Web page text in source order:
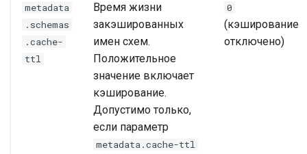
metadata
.schemas
.cache-
ttl
Время жизни
закэшированных
имен схем.
Положительное
значение включает
кэширование.
Допустимо только,
если параметр
metadata.cache-ttl
0
(кэширование
отключено)